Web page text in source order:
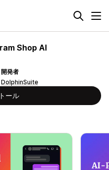
Shop AI
開発者
DolphinSuite
ール